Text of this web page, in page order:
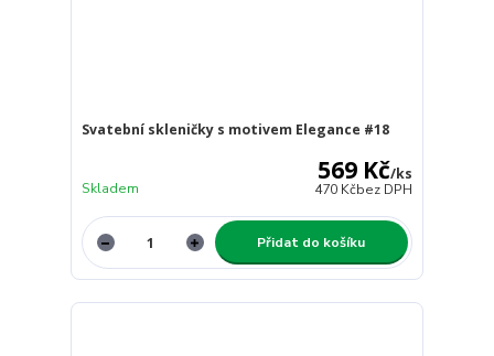
Svatební skleničky s motivem Elegance #18
569 Kč/ks
470 Kčbez DPH
Skladem
Přidat do košíku